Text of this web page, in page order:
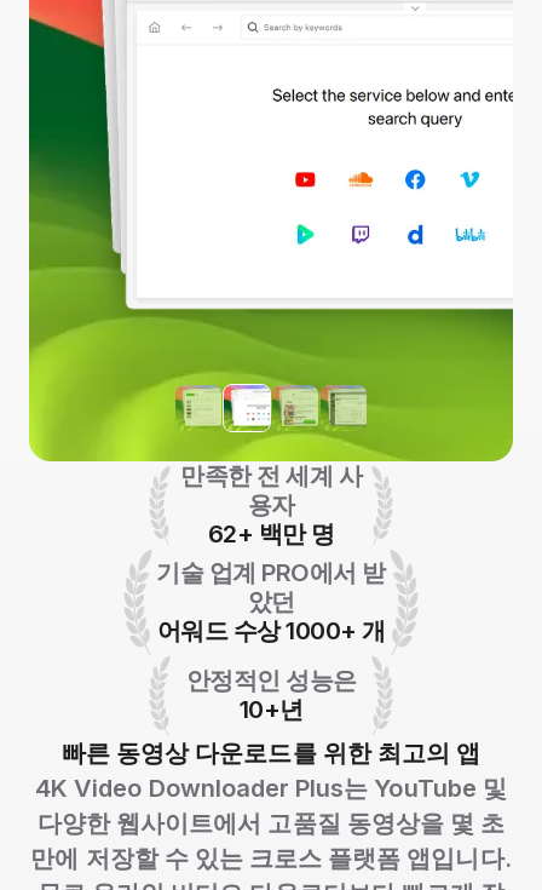
만족한 전 세계 사
용자
62+ 백만 명
기술 업계 PRO에서 받
았던
어워드 수상 1000+ 개
안정적인 성능은
10+년
빠른 동영상 다운로드를 위한 최고의 앱
4K Video Downloader Plus는 YouTube 및
다양한 웹사이트에서 고품질 동영상을 몇 초
만에 저장할 수 있는 크로스 플랫폼 앱입니다.